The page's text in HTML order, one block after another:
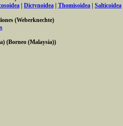
Dictynoidea Thomisoidea Salticoidea
(Weberknechte)
(Borneo (Malaysia))